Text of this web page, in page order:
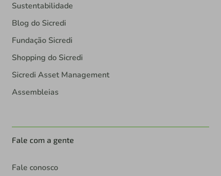
Sustentabilidade
Blog do Sicredi
Fundação Sicredi
Shopping do Sicredi
Sicredi Asset Management
Assembleias
Fale com a gente
Fale conosco